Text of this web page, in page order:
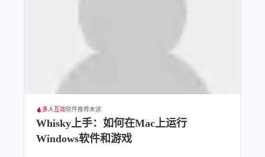
多人互动软件推荐未读
Whisky上手：如何在Mac上运行
Windows软件和游戏